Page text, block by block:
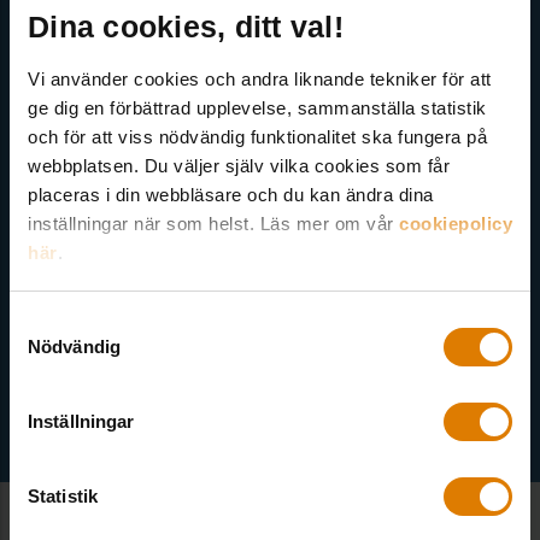
Dina cookies, ditt val!
Vi använder cookies och andra liknande tekniker för att
ge dig en förbättrad upplevelse, sammanställa statistik
och för att viss nödvändig funktionalitet ska fungera på
webbplatsen. Du väljer själv vilka cookies som får
placeras i din webbläsare och du kan ändra dina
inställningar när som helst. Läs mer om vår cookiepolicy
här.
Nödvändig
Inställningar
Statistik
medlemmar för att möta lagkravet
bolagen att genomföra
implementeringen (vilket ersätter många
konsultimmar)
facilitera djup samverkan mellan bolagen
tillsammans:
lär sig innehållet i och användandet av
EU:s standarder för
Få senaste nytt direkt i din inkorg
Här kan du välja att prenumerera på våra olika nyhetsbrev och
utskick. Nyheter från Sveriges Allmännytta, Allmännyttan
Akademi, Allmännyttans Klimatinitiativ och för dig som är
medlem finns även nyhetsbrev inom olika ämnen.